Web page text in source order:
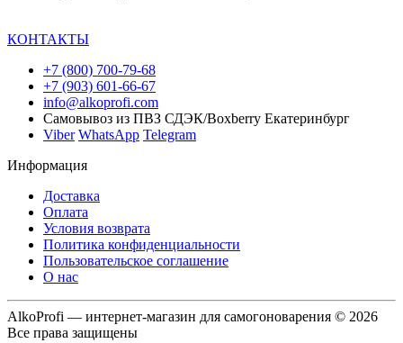
КОНТАКТЫ
+7 (800) 700-79-68
+7 (903) 601-66-67
info@alkoprofi.com
Самовывоз из ПВЗ СДЭК/Boxberry Екатеринбург
Viber WhatsApp Telegram
Информация
Доставка
Оплата
Условия возврата
Политика конфиденциальности
Пользовательское соглашение
О нас
AlkoProfi — интернет-магазин для самогоноварения © 2026
Все права защищены